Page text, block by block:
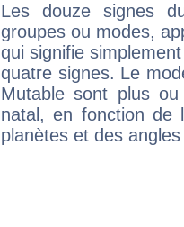
Les douze signes
groupes ou modes,
qui signifie
quatre signes. Le
Mutable sont plus
natal, en fonction de
planètes et des